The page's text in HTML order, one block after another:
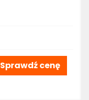
Sprawdź cenę